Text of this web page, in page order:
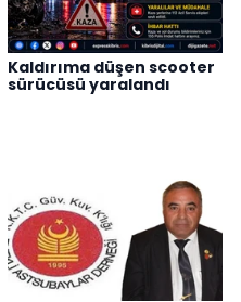
Kaldırıma düşen scooter
sürücüsü yaralandı